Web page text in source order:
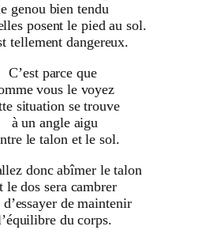
genou bien tendu
posent le pied au sol.
tellement dangereux.
C’est parce que
vous le voyez
situation se trouve
à un angle aigu
le talon et le sol.
donc abîmer le talon
le dos sera cambrer
de maintenir
du corps.